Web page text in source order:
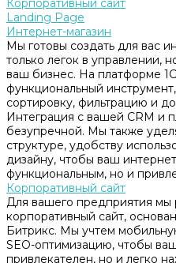
Корпоративный сайт
Landing Page
Интернет-магазин
Мы готовы создать для вас
только легок в управлении,
ваш бизнес. На платформе
функциональный
сортировку, фильтрацию и
Интеграция с вашей CRM и
безупречной. Мы также
структуре, удобству
дизайну, чтобы ваш
функциональным, но и
Корпоративный сайт
Для вашего предприятия мы
корпоративный сайт,
Битрикс. Мы учтем
SEO-оптимизацию, чтобы
привлекателен, но и легко